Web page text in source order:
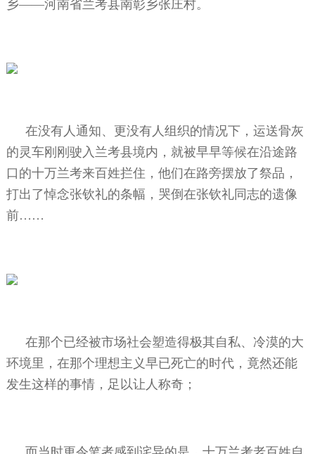
乡——河南省兰考县南彰乡张庄村。
在没有人通知、更没有人组织的情况下，运送骨灰
的灵车刚刚驶入兰考县境内，就被早早等候在沿途路
口的十万兰考来百姓拦住，他们在路旁摆放了祭品，
打出了悼念张钦礼的条幅，哭倒在张钦礼同志的遗像
前……
在那个已经被市场社会塑造得极其自私、冷漠的大
环境里，在那个理想主义早已死亡的时代，竟然还能
发生这样的事情，足以让人称奇；